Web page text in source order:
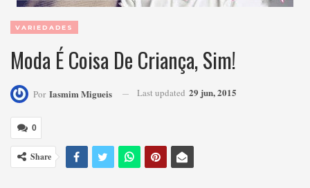
VARIEDADES
Moda É Coisa De Criança, Sim!
Por Iasmim Migueis Last updated 29 jun, 2015
0
Share